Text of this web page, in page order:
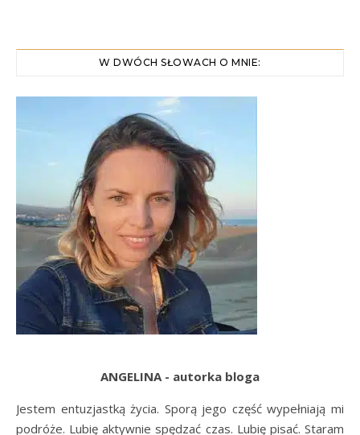
W DWÓCH SŁOWACH O MNIE:
ANGELINA - autorka bloga
Jestem entuzjastką życia. Sporą jego część wypełniają mi
podróże. Lubię aktywnie spędzać czas. Lubię pisać. Staram